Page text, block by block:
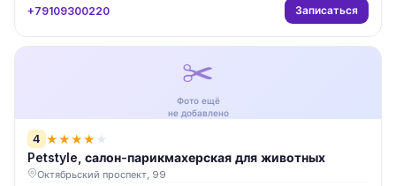
+79109300220 Записаться
✂️
Фото ещё
не добавлено
4 ★★★★ ★
Petstyle, салон-парикмахерская для животных
Октябрьский проспект, 99